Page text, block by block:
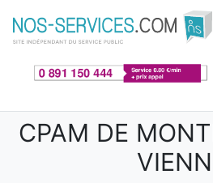
Aller au contenu principal
CPAM DE